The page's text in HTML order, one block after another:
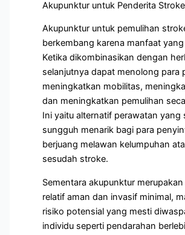
Akupunktur untuk Penderita Stroke
Akupunktur untuk pemulihan
berkembang karena manfaat
Ketika dikombinasikan dengan
selanjutnya dapat menolong para
meningkatkan mobilitas,
dan meningkatkan pemulihan
Ini yaitu alternatif perawatan yang
sungguh menarik bagi para
berjuang melawan kelumpuhan
sesudah stroke.
Sementara akupunktur
relatif aman dan invasif minimal,
risiko potensial yang mesti
individu seperti pendarahan